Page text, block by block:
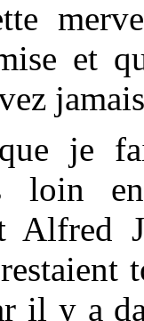
et
je
loin
Alfred
il y a